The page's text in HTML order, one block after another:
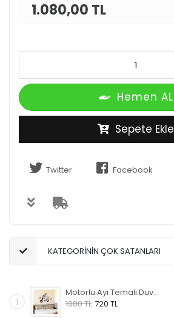
1.080,00 TL
Hemen AL
Sepete Ekle
Twitter Facebook
KATEGORİNİN ÇOK SATANLARI
1
Motorlu Ayı Temalı Duvar Sticker
1080 TL 720 TL